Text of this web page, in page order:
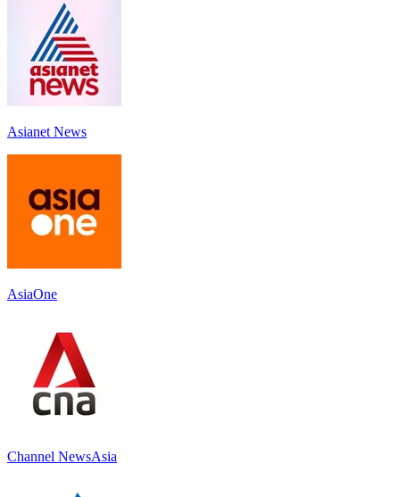
Asianet News
AsiaOne
Channel NewsAsia